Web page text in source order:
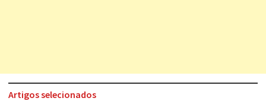
Artigos selecionados